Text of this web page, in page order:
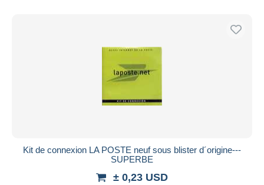
Metodi di pagamento
Bonifico bancario
Kit de connexion LA POSTE neuf sous blister d´origine---
SUPERBE
± 0,23 USD